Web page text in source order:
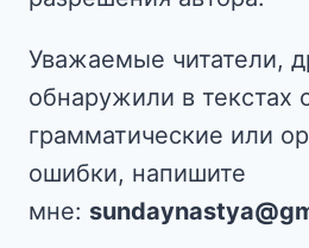
Уважаемые читатели,
обнаружили в текстах
грамматические или
ошибки, напишите
мне: